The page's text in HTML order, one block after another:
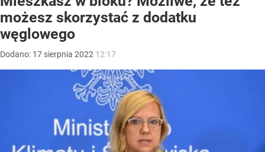
możesz skorzystać z dodatku
węglowego
Dodano: 17 sierpnia 2022 12:17